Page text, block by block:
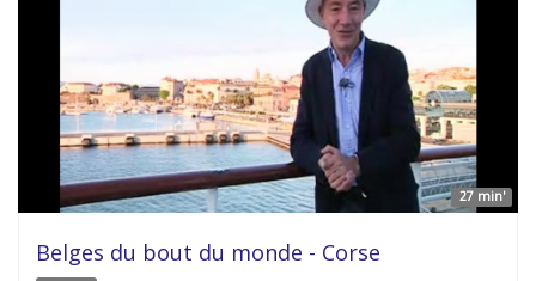
27 min'
Belges du bout du monde - Corse